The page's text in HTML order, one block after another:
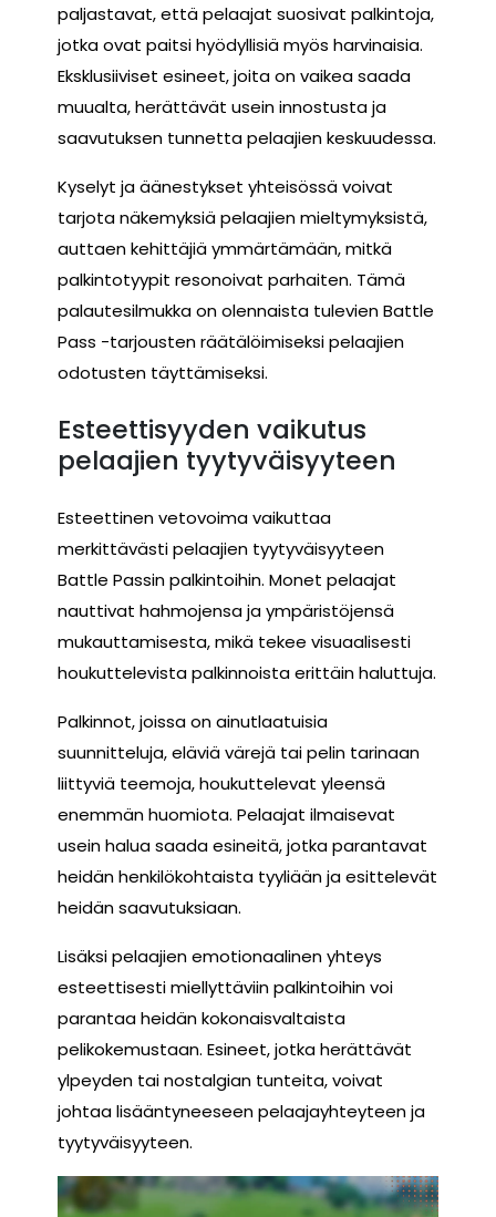
paljastavat, että pelaajat suosivat palkintoja,
jotka ovat paitsi hyödyllisiä myös harvinaisia.
Eksklusiiviset esineet, joita on vaikea saada
muualta, herättävät usein innostusta ja
saavutuksen tunnetta pelaajien keskuudessa.
Kyselyt ja äänestykset yhteisössä voivat
tarjota näkemyksiä pelaajien mieltymyksistä,
auttaen kehittäjiä ymmärtämään, mitkä
palkintotyypit resonoivat parhaiten. Tämä
palautesilmukka on olennaista tulevien Battle
Pass -tarjousten räätälöimiseksi pelaajien
odotusten täyttämiseksi.
Esteettisyyden vaikutus
pelaajien tyytyväisyyteen
Esteettinen vetovoima vaikuttaa
merkittävästi pelaajien tyytyväisyyteen
Battle Passin palkintoihin. Monet pelaajat
nauttivat hahmojensa ja ympäristöjensä
mukauttamisesta, mikä tekee visuaalisesti
houkuttelevista palkinnoista erittäin haluttuja.
Palkinnot, joissa on ainutlaatuisia
suunnitteluja, eläviä värejä tai pelin tarinaan
liittyviä teemoja, houkuttelevat yleensä
enemmän huomiota. Pelaajat ilmaisevat
usein halua saada esineitä, jotka parantavat
heidän henkilökohtaista tyyliään ja esittelevät
heidän saavutuksiaan.
Lisäksi pelaajien emotionaalinen yhteys
esteettisesti miellyttäviin palkintoihin voi
parantaa heidän kokonaisvaltaista
pelikokemustaan. Esineet, jotka herättävät
ylpeyden tai nostalgian tunteita, voivat
johtaa lisääntyneeseen pelaajayhteyteen ja
tyytyväisyyteen.